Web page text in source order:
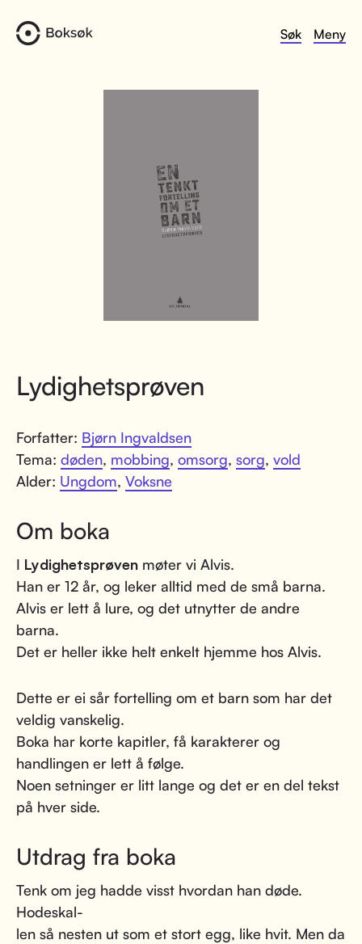
Søk Meny
Lydighetsprøven
Forfatter: Bjørn Ingvaldsen
Tema: døden, mobbing, omsorg, sorg, vold
Alder: Ungdom, Voksne
Om boka
I Lydighetsprøven møter vi Alvis.
Han er 12 år, og leker alltid med de små barna.
Alvis er lett å lure, og det utnytter de andre
barna.
Det er heller ikke helt enkelt hjemme hos Alvis.
Dette er ei sår fortelling om et barn som har det
veldig vanskelig.
Boka har korte kapitler, få karakterer og
handlingen er lett å følge.
Noen setninger er litt lange og det er en del tekst
på hver side.
Utdrag fra boka
Tenk om jeg hadde visst hvordan han døde.
Hodeskal-
len så nesten ut som et stort egg, like hvit. Men da